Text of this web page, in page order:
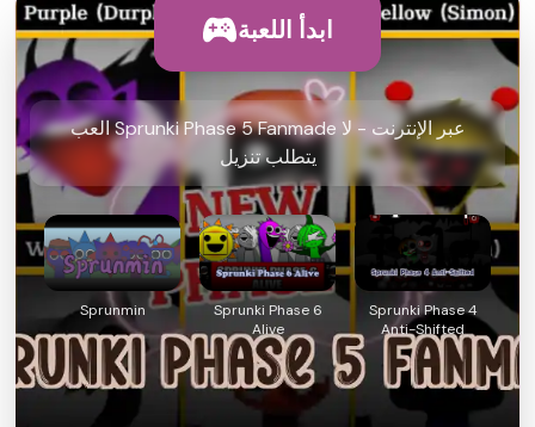
ابدأ اللعبة
العب Sprunki Phase 5 Fanmade عبر الإنترنت - لا
يتطلب تنزيل
Sprunmin
Sprunki Phase 6
Alive
Sprunki Phase 4
Anti-Shifted